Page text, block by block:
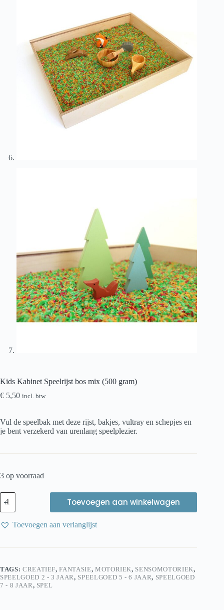
Kids Kabinet Speelrijst bos mix (500 gram)
€ 5,50 incl. btw
Vul de speelbak met deze rijst, bakjes, vultray en schepjes en
je bent verzekerd van urenlang speelplezier.
3 op voorraad
Kids
Kabinet
Speelrijst
bos
mix
Toevoegen aan winkelwagen
Toevoegen aan verlanglijst
TAGS: CREATIEF,FANTASIE, MOTORIEK, SENSOMOTORIEK,
SPEELGOED 2 - 3 JAAR , SPEELGOED 5 - 6 JAAR, SPEELGOED
7 - 8 JAAR , SPEL